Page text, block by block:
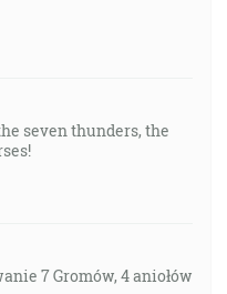
seven thunders, the
7 Gromów, 4 aniołów